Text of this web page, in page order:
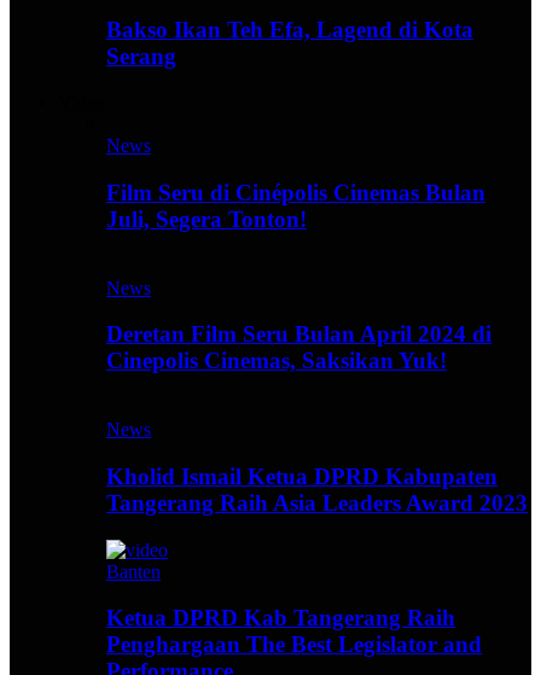
Bakso Ikan Teh Efa, Lagend di Kota
Serang
News
Film Seru di Cinépolis Cinemas Bulan
Juli, Segera Tonton!
News
Deretan Film Seru Bulan April 2024 di
Cinepolis Cinemas, Saksikan Yuk!
News
Kholid Ismail Ketua DPRD Kabupaten
Tangerang Raih Asia Leaders Award 2023
Banten
Ketua DPRD Kab Tangerang Raih
Penghargaan The Best Legislator and